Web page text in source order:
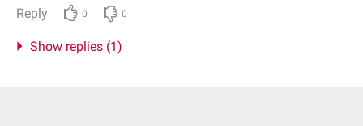
Reply 0 0
Show replies (1)